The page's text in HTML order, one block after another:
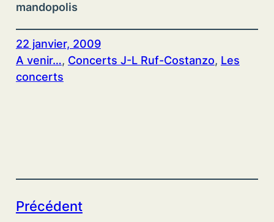
mandopolis
22 janvier, 2009
A venir…, Concerts J-L Ruf-Costanzo, Les
concerts
Précédent